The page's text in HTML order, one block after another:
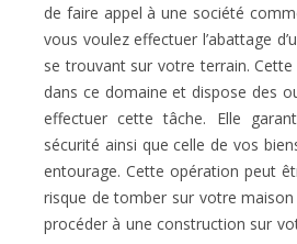
de faire appel à une société
vous voulez effectuer l’abattage
se trouvant sur votre terrain.
dans ce domaine et dispose des
effectuer cette tâche. Elle
sécurité ainsi que celle de vos
entourage. Cette opération peut
risque de tomber sur votre
procéder à une construction sur